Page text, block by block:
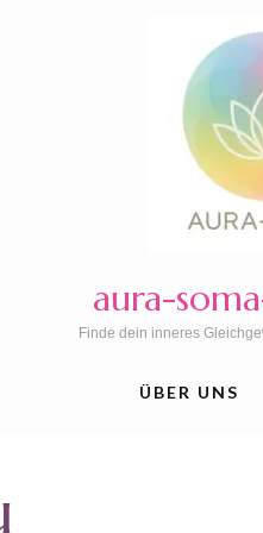
aura-
Finde dein inneres
ÜBER UNS